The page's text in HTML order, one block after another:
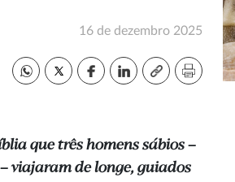
16 de dezembro 2025
que três homens sábios –
viajaram de longe, guiados